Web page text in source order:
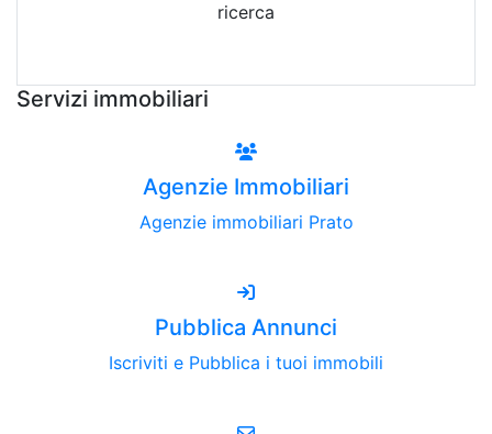
ricerca
Servizi immobiliari
Agenzie Immobiliari
Agenzie immobiliari Prato
Pubblica Annunci
Iscriviti e Pubblica i tuoi immobili